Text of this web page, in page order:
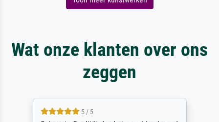
Wat onze klanten over ons
zeggen
5 / 5